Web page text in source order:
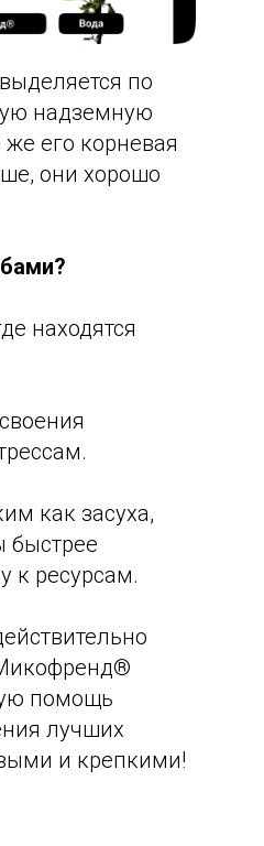
по
надземную
его корневая
они хорошо
находятся
как засуха,
быстрее
к ресурсам.
помощь
лучших
и крепкими!